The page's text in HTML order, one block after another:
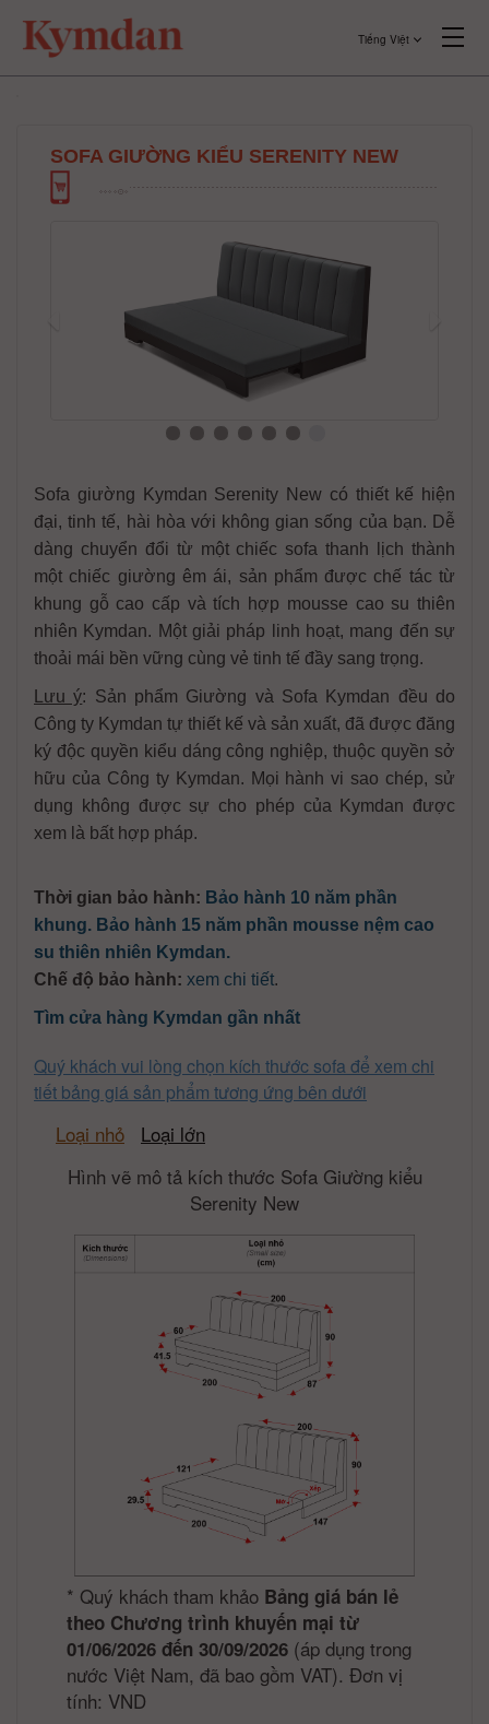
Tiếng Việt
SOFA GIƯỜNG KIỂU SERENITY NEW
Sofa giường Kymdan Serenity New có thiết kế hiện
đại, tinh tế, hài hòa với không gian sống của bạn. Dễ
dàng chuyển đổi từ một chiếc sofa thanh lịch thành
một chiếc giường êm ái, sản phẩm được chế tác từ
khung gỗ cao cấp và tích hợp mousse cao su thiên
nhiên Kymdan. Một giải pháp linh hoạt, mang đến sự
thoải mái bền vững cùng vẻ tinh tế đầy sang trọng.
Lưu ý: Sản phẩm Giường và Sofa Kymdan đều do
Công ty Kymdan tự thiết kế và sản xuất, đã được đăng
ký độc quyền kiểu dáng công nghiệp, thuộc quyền sở
hữu của Công ty Kymdan. Mọi hành vi sao chép, sử
dụng không được sự cho phép của Kymdan được
xem là bất hợp pháp.
Thời gian bảo hành: Bảo hành 10 năm phần
khung. Bảo hành 15 năm phần mousse nệm cao
su thiên nhiên Kymdan.
Chế độ bảo hành: xem chi tiết.
Tìm cửa hàng Kymdan gần nhất
Quý khách vui lòng chọn kích thước sofa để xem chi
tiết bảng giá sản phẩm tương ứng bên dưới
Loại nhỏ
Loại lớn
Hình vẽ mô tả kích thước Sofa Giường kiểu
Serenity New
* Quý khách tham khảo Bảng giá bán lẻ
theo Chương trình khuyến mại từ
01/06/2026 đến 30/09/2026 (áp dụng trong
nước Việt Nam, đã bao gồm VAT). Đơn vị
tính: VND